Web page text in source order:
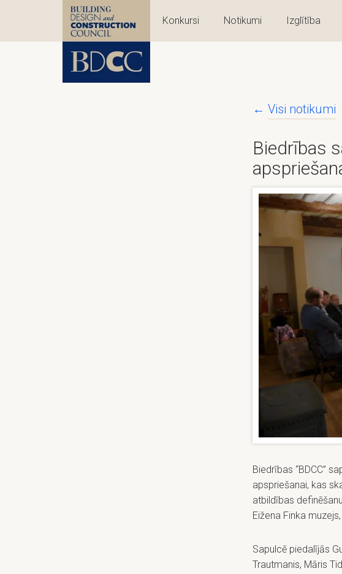
Konkursi Notikumi Izglītība
← Visi notikumi
Biedrības
Biedrības “BDCC”
apspriešanai, kas
atbildības
Eižena Finka
Sapulcē piedalījās
Trautmanis, Māris